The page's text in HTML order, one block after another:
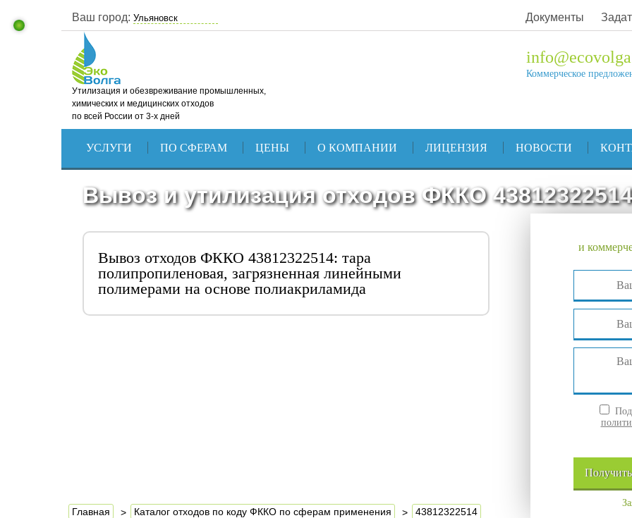
Ваш город: Документы
Утилизация и обезвреживание промышленных,
химических и медицинских отходов
по всей России от 3-х дней
Коммерческое
УСЛУГИ ПО СФЕРАМ ЦЕНЫ О КОМПАНИИ ЛИЦЕНЗИЯ НОВОСТИ
Вывоз и утилизация отходов ФККО 43812322514
Вывоз отходов ФККО 43812322514: тара
полипропиленовая, загрязненная линейными
полимерами на основе полиакриламида
и
Получить
Главная Каталог отходов по коду ФККО по сферам применения 43812322514